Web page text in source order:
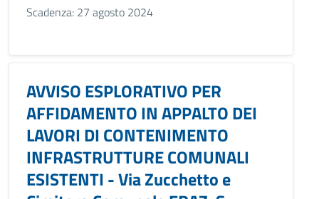
Scadenza: 27 agosto 2024
AVVISO ESPLORATIVO PER
AFFIDAMENTO IN APPALTO DEI
LAVORI DI CONTENIMENTO
INFRASTRUTTURE COMUNALI
ESISTENTI - Via Zucchetto e